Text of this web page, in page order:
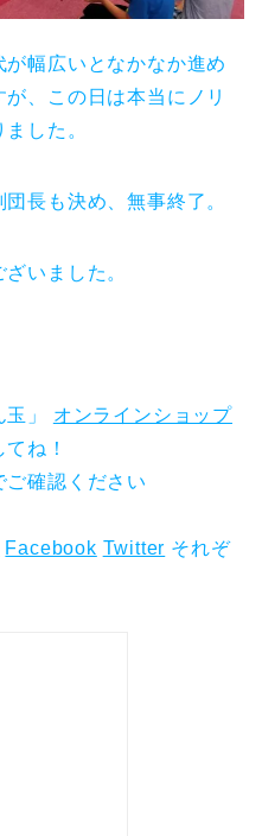
が幅広いとなかなか進め
、この日は本当にノリ
した。
長も決め、無事終了。
いました。
」 オンラインショップ
ね！
ご確認ください
Facebook Twitter それぞ